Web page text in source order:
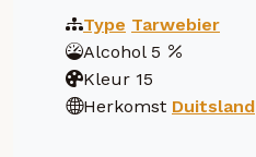
Type Tarwebier
Alcohol 5
Kleur 15
Herkomst Duitsland